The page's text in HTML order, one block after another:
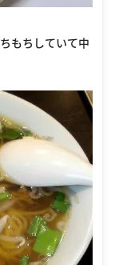
もちしていて中